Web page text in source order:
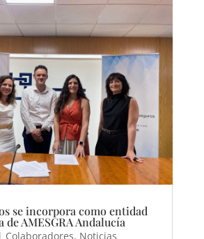
se incorpora como entidad
de AMESGRA Andalucía
Colaboradores, Noticias